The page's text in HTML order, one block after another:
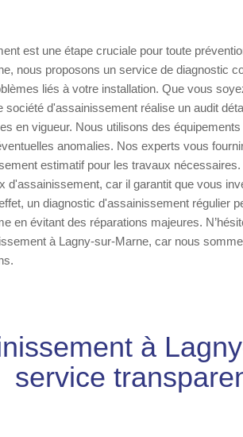
est une étape cruciale pour toute
nous proposons un service de diagnostic
liés à votre installation. Que vous
société d'assainissement réalise un audit
en vigueur. Nous utilisons des
anomalies. Nos experts vous
estimatif pour les travaux
d'assainissement, car il garantit que vous
un diagnostic d'assainissement régulier
en évitant des réparations majeures.
à Lagny-sur-Marne, car nous
à
service